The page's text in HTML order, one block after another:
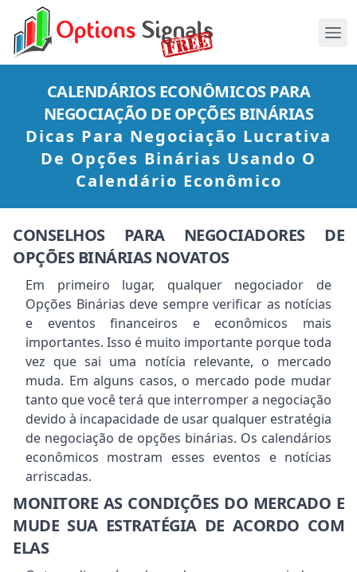
CALENDÁRIOS ECONÔMICOS PARA
NEGOCIAÇÃO DE OPÇÕES BINÁRIAS
Dicas Para Negociação Lucrativa
De Opções Binárias Usando O
Calendário Econômico
CONSELHOS PARA NEGOCIADORES DE
OPÇÕES BINÁRIAS NOVATOS
Em primeiro lugar, qualquer negociador de
Opções Binárias deve sempre verificar as notícias
e eventos financeiros e econômicos mais
importantes. Isso é muito importante porque toda
vez que sai uma notícia relevante, o mercado
muda. Em alguns casos, o mercado pode mudar
tanto que você terá que interromper a negociação
devido à incapacidade de usar qualquer estratégia
de negociação de opções binárias. Os calendários
econômicos mostram esses eventos e notícias
arriscadas.
MONITORE AS CONDIÇÕES DO MERCADO E
MUDE SUA ESTRATÉGIA DE ACORDO COM
ELAS